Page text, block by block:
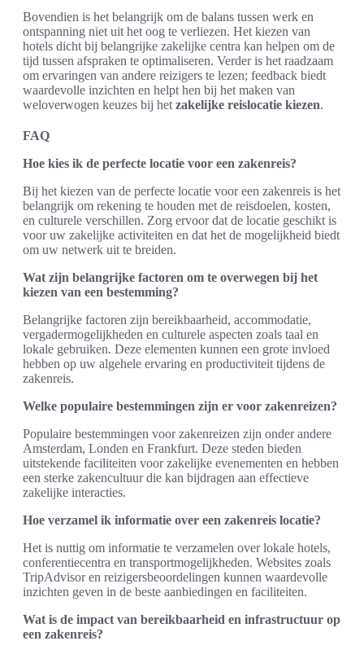
Bovendien is het belangrijk om de balans tussen werk en
ontspanning niet uit het oog te verliezen. Het kiezen van
hotels dicht bij belangrijke zakelijke centra kan helpen om de
tijd tussen afspraken te optimaliseren. Verder is het raadzaam
om ervaringen van andere reizigers te lezen; feedback biedt
waardevolle inzichten en helpt hen bij het maken van
weloverwogen keuzes bij het zakelijke reislocatie kiezen.
FAQ
Hoe kies ik de perfecte locatie voor een zakenreis?
Bij het kiezen van de perfecte locatie voor een zakenreis is het
belangrijk om rekening te houden met de reisdoelen, kosten,
en culturele verschillen. Zorg ervoor dat de locatie geschikt is
voor uw zakelijke activiteiten en dat het de mogelijkheid biedt
om uw netwerk uit te breiden.
Wat zijn belangrijke factoren om te overwegen bij het
kiezen van een bestemming?
Belangrijke factoren zijn bereikbaarheid, accommodatie,
vergadermogelijkheden en culturele aspecten zoals taal en
lokale gebruiken. Deze elementen kunnen een grote invloed
hebben op uw algehele ervaring en productiviteit tijdens de
zakenreis.
Welke populaire bestemmingen zijn er voor zakenreizen?
Populaire bestemmingen voor zakenreizen zijn onder andere
Amsterdam, Londen en Frankfurt. Deze steden bieden
uitstekende faciliteiten voor zakelijke evenementen en hebben
een sterke zakencultuur die kan bijdragen aan effectieve
zakelijke interacties.
Hoe verzamel ik informatie over een zakenreis locatie?
Het is nuttig om informatie te verzamelen over lokale hotels,
conferentiecentra en transportmogelijkheden. Websites zoals
TripAdvisor en reizigersbeoordelingen kunnen waardevolle
inzichten geven in de beste aanbiedingen en faciliteiten.
Wat is de impact van bereikbaarheid en infrastructuur op
een zakenreis?